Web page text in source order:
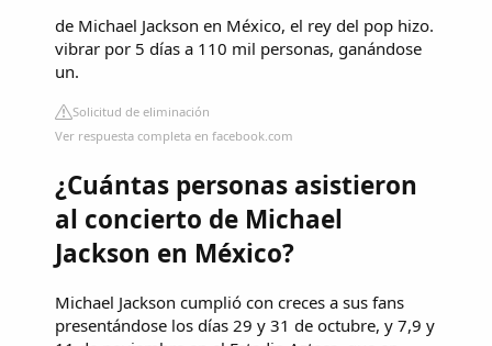
de Michael Jackson en México, el rey del pop hizo.
vibrar por 5 días a 110 mil personas, ganándose
un.
Solicitud de eliminación
Ver respuesta completa en facebook.com
¿Cuántas personas asistieron
al concierto de Michael
Jackson en México?
Michael Jackson cumplió con creces a sus fans
presentándose los días 29 y 31 de octubre, y 7,9 y